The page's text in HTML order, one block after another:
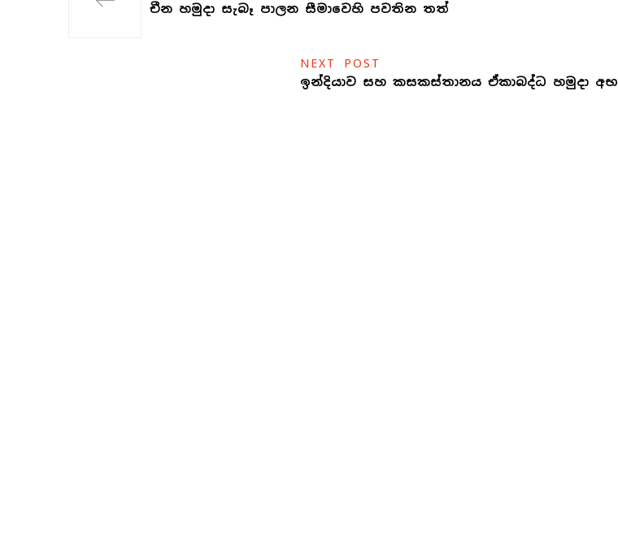
චීන හමුදා සැබෑ පාලන සීමාවෙහි පවතින තත්
NEXT POST
ඉන්දියාව සහ කසකස්තානය ඒකාබද්ධ හමුදා අභ